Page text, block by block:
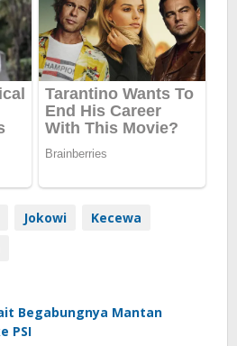
Jokowi
Kecewa
Begabungnya Mantan
PSI